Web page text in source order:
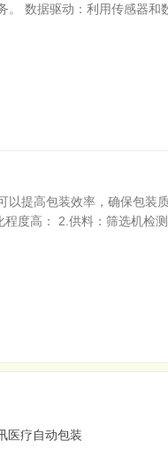
。 数据驱动：利用传感器和
以提高包装效率，确保包装
度高： 2.供料：筛选机检测
医疗自动包装